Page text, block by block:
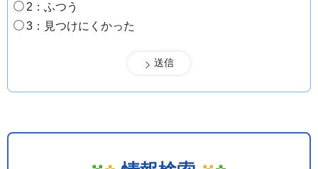
2：ふつう
3：見つけにくかった